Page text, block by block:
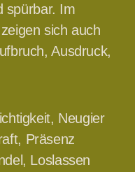
spürbar. Im
sich auch
Ausdruck,
Neugier
Präsenz
Loslassen